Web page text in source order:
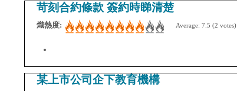
苛刻合約條款 簽約時睇清楚
熾熱度: Average: 7.5 (2 votes)
某上市公司企下教育機構